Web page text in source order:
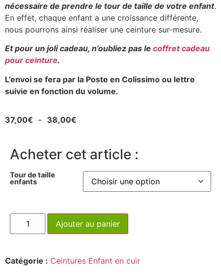
nécessaire de prendre le tour de taille de votre enfant.
En effet, chaque enfant a une croissance différente,
nous pourrons ainsi réaliser une ceinture sur-mesure.
Et pour un joli cadeau, n’oubliez pas le coffret cadeau
pour ceinture.
L’envoi se fera par la Poste en Colissimo ou lettre
suivie en fonction du volume.
37,00€ – 38,00€
Acheter cet article :
Tour de taille
enfants
Ajouter au panier
Catégorie : Ceintures Enfant en cuir